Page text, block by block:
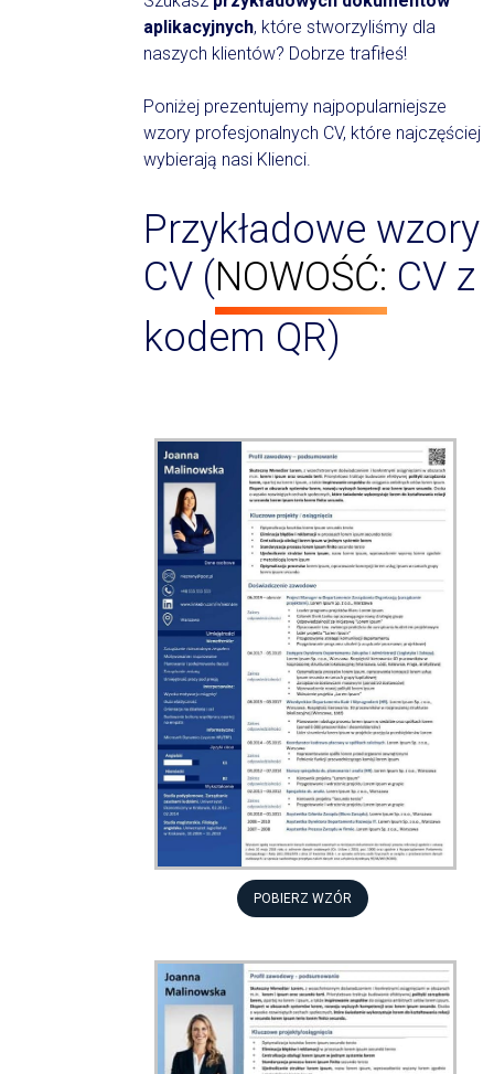
Przykładoweaplikacyjnych, które stworzyliśmy dla
naszych klientów? Dobrze trafiłeś!
Poniżej prezentujemy najpopularniejsze
wzory profesjonalnych CV, które najczęściej
wybierają nasi Klienci.
Przykładowe wzory
CV (NOWOŚĆ: CV z
kodem QR)
POBIERZ WZÓR